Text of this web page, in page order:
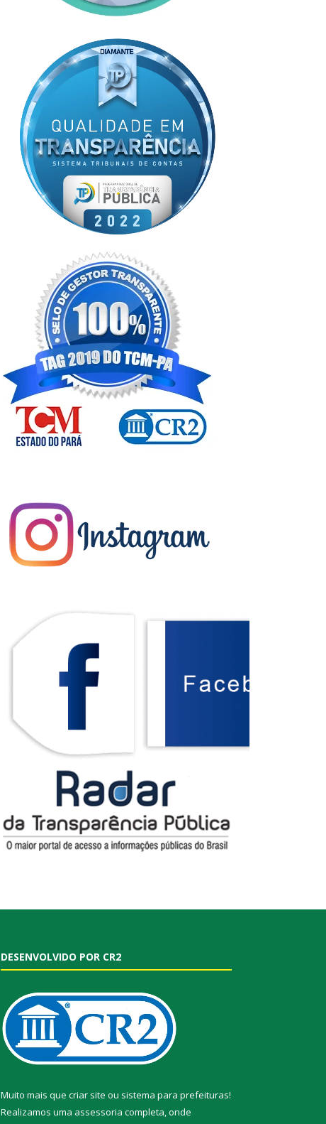
DESENVOLVIDO POR CR2
Muito mais que criar site ou sistema para prefeituras!
Realizamos uma assessoria completa, onde